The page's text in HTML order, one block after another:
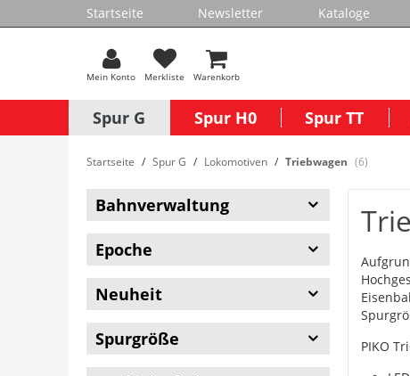
Startseite Newsletter Kataloge
Mein Konto Merkliste Warenkorb
Spur G Spur H0 Spur TT
Startseite Spur G Lokomotiven Triebwagen (6)
Bahnverwaltung
Epoche
Neuheit
Spurgröße
PIKO